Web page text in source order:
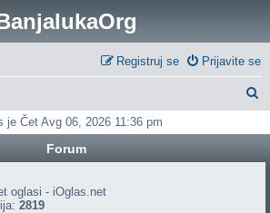
Prijavite se
Registruj se
je Čet Avg 06, 2026 11:36 pm
Forum
oglasi - iOglas.net
2819